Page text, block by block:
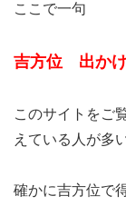
ここで一句
吉方位 出か
このサイトをご
えている人が多
確かに吉方位で